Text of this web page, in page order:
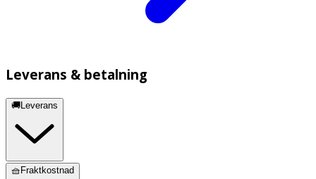
Leverans & betalning
🚚Leverans
🧺Fraktkostnad